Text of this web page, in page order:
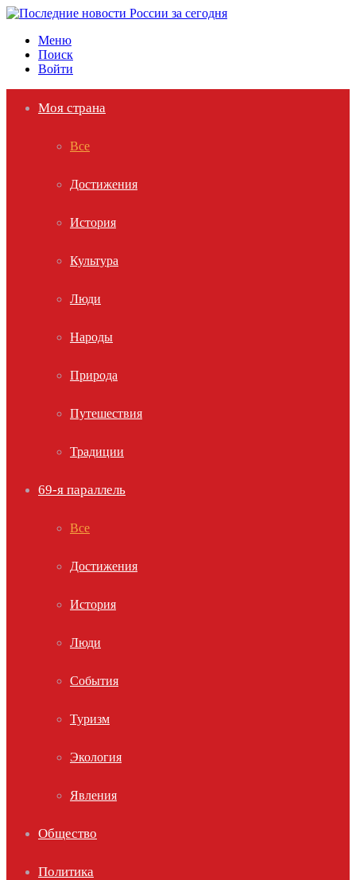
Меню
Поиск
Войти
Моя страна
Все
Достижения
История
Культура
Люди
Народы
Природа
Путешествия
Традиции
69-я параллель
Все
Достижения
История
Люди
События
Туризм
Экология
Явления
Общество
Политика